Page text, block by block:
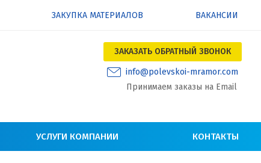
ЗАКУПКА МАТЕРИАЛОВ ВАКАНСИИ
ЗАКАЗАТЬ ОБРАТНЫЙ ЗВОНОК
info@polevskoi-mramor.com
Принимаем заказы на Email
УСЛУГИ КОМПАНИИ КОНТАКТЫ